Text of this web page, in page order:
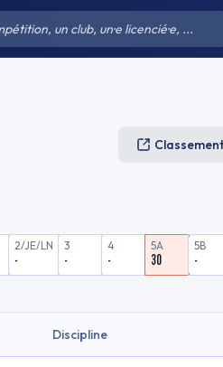
2/JE/LN
-
3
-
4
-
5A
30
5B
-
Discipline